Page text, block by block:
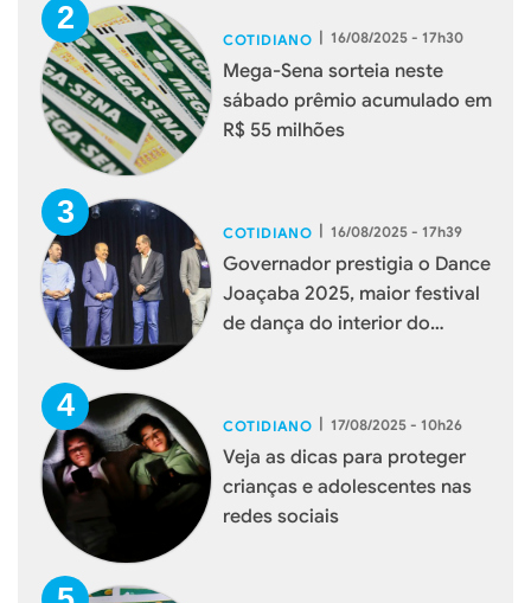
COTIDIANO | 16/08/2025 - 17h30
Mega-Sena sorteia neste
sábado prêmio acumulado em
R$ 55 milhões
COTIDIANO | 16/08/2025 - 17h39
Governador prestigia o Dance
Joaçaba 2025, maior festival
de dança do interior do
COTIDIANO | 17/08/2025 - 10h26
Veja as dicas para proteger
crianças e adolescentes nas
redes sociais